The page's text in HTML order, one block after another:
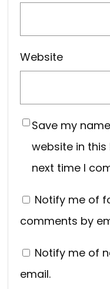
Website
Save my
website in
next time I
Notify me of
comments by
Notify me of
email.